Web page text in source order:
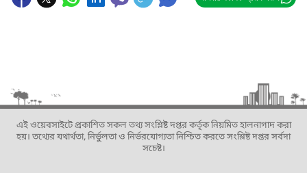
এই ওয়েবসাইটে প্রকাশিত সকল তথ্য সংশ্লিষ্ট দপ্তর কর্তৃক নিয়মিত হালনাগাদ করা
হয়। তথ্যের যথার্থতা, নির্ভুলতা ও নির্ভরযোগ্যতা নিশ্চিত করতে সংশ্লিষ্ট দপ্তর সর্বদা
সচেষ্ট।